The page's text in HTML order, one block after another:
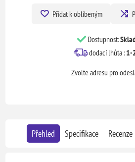
Přidat k oblíbeným
Dostupnost:
dodací lhůta :1-
Zvolte adresu pro
Přehled Specifikace Recenze